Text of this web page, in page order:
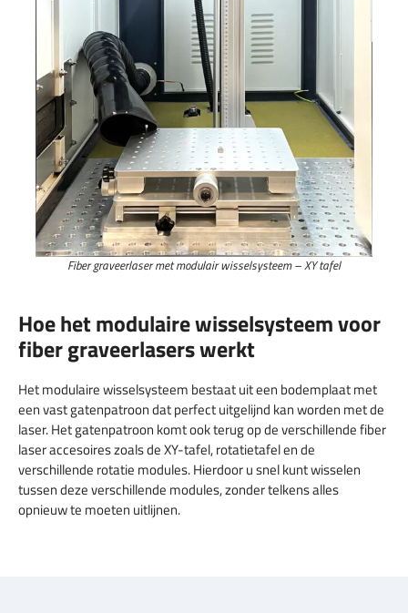
Fiber graveerlaser met modulair wisselsysteem – XY tafel
Hoe het modulaire wisselsysteem voor
fiber graveerlasers werkt
Het modulaire wisselsysteem bestaat uit een bodemplaat met
een vast gatenpatroon dat perfect uitgelijnd kan worden met de
laser. Het gatenpatroon komt ook terug op de verschillende fiber
laser accesoires zoals de XY-tafel, rotatietafel en de
verschillende rotatie modules. Hierdoor u snel kunt wisselen
tussen deze verschillende modules, zonder telkens alles
opnieuw te moeten uitlijnen.